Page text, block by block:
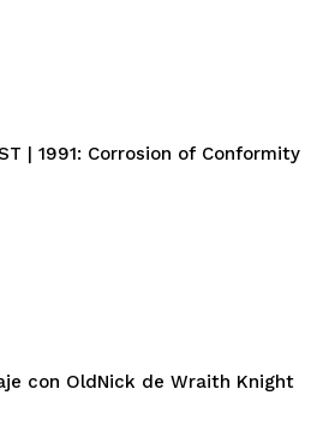
| 1991: Corrosion of Conformity
con OldNick de Wraith Knight